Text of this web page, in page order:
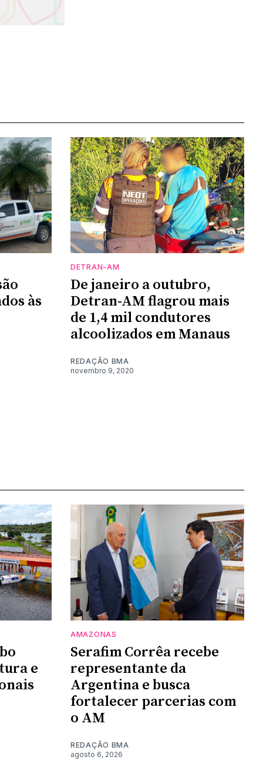
às
DETRAN-AM
De janeiro a outubro,
Detran-AM flagrou mais
de 1,4 mil condutores
alcoolizados em Manaus
REDAÇÃO BMA
novembro 9, 2020
e
AMAZONAS
Serafim Corrêa recebe
representante da
Argentina e busca
fortalecer parcerias com
o AM
REDAÇÃO BMA
agosto 6, 2026